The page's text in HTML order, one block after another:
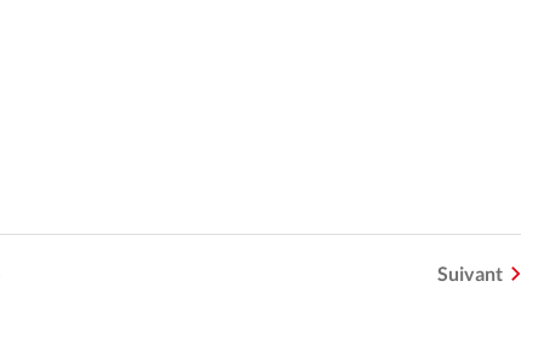
Suivant